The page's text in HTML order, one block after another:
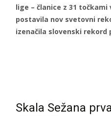
lige – članice z 31
postavila nov svetovni
izenačila slovenski rekord
Skala Sežana